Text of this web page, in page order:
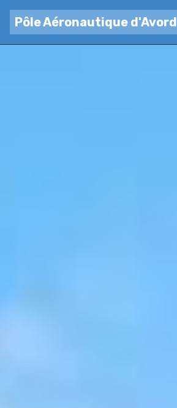
Pôle Aéronautique d'Avord